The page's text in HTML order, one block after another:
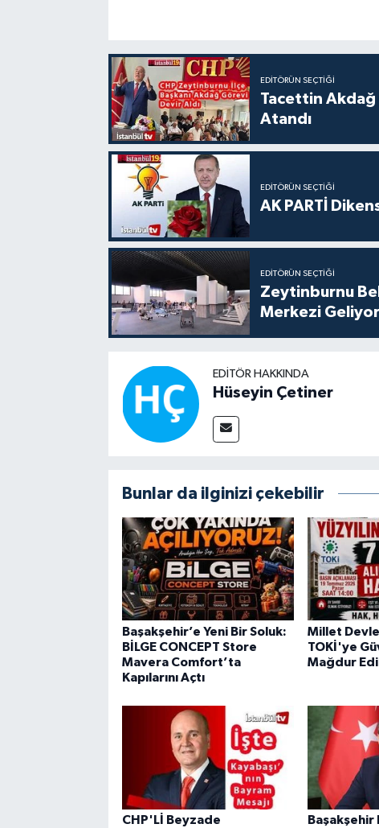
EDITÖRÜN SEÇTIĞI
Tacettin Akdağ
Atandı
EDITÖRÜN SEÇTIĞI
AK PARTİ
EDITÖRÜN SEÇTIĞI
Zeytinburnu
Merkezi Geliyor
EDITÖR HAKKINDA
Hüseyin Çetiner
Bunlar da ilginizi çekebilir
Başakşehir’e Yeni Bir Soluk:
BİLGE CONCEPT Store
Mavera Comfort’ta
Kapılarını Açtı
Millet
TOKİ'ye
Mağdur
CHP'Lİ Beyzade